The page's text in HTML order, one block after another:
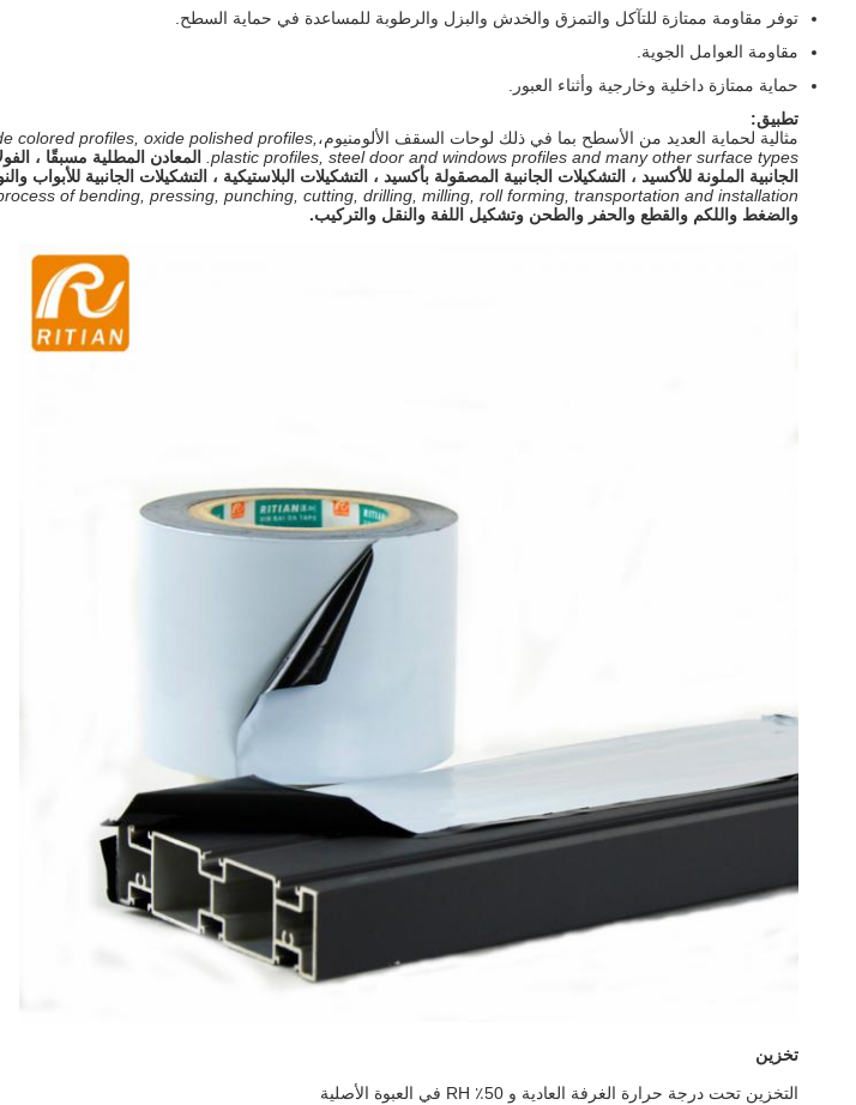
توفر مقاومة ممتازة للتآكل والتمزق والخدش والبزل والرطوبة للمساعدة في حماية السطح.
مقاومة العوامل الجوية.
حماية ممتازة داخلية وخارجية وأثناء العبور.
تطبيق:
مثالية لحماية العديد من الأسطح بما في ذلك لوحات السقف الألومنيوم، colored profiles, oxide polished profiles,
plastic profiles, steel door and windows profiles and many other surface types.
الجانبية الملونة للأكسيد ، التشكيلات الجانبية المصقولة بأكسيد ، التشكيلات البلاستيكية ، التشكيلات الجانبية للأبواب
of bending, pressing, punching, cutting, drilling, milling, roll forming, transportation and installation.
والضغط واللكم والقطع والحفر والطحن وتشكيل اللفة والنقل والتركيب.
تخزين
التخزين تحت درجة حرارة الغرفة العادية و 50٪ RH في العبوة الأصلية